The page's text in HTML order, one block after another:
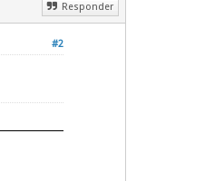
Responder
#2